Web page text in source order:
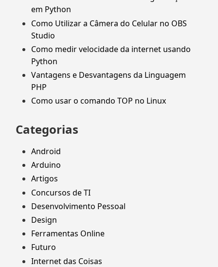
em Python
Como Utilizar a Câmera do Celular no OBS
Studio
Como medir velocidade da internet usando
Python
Vantagens e Desvantagens da Linguagem
PHP
Como usar o comando TOP no Linux
Categorias
Android
Arduino
Artigos
Concursos de TI
Desenvolvimento Pessoal
Design
Ferramentas Online
Futuro
Internet das Coisas